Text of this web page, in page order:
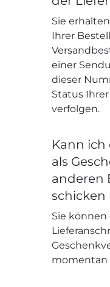
Sie
Ihrer
einer
dieser
Status
verfolgen.
Kann ich
als
anderen
schicken
Sie
momentan